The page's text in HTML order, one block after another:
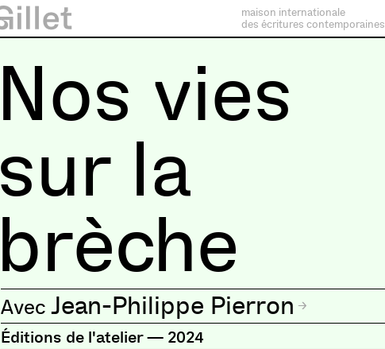
maison internationale
des écritures contemporaines
Nos vies
sur la
brèche
Jean-Philippe Pierron
Éditions de l'atelier— 2024